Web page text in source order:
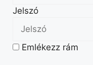
Jelszó
Emlékezz rám